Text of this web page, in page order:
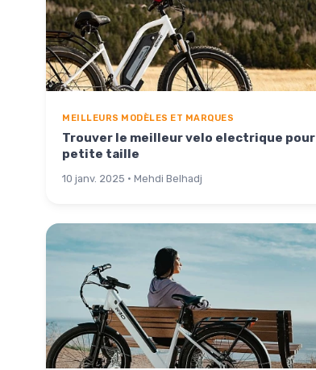
MEILLEURS MODÈLES ET MARQUES
Trouver le meilleur velo electrique pour
petite taille
10 janv. 2025 · Mehdi Belhadj